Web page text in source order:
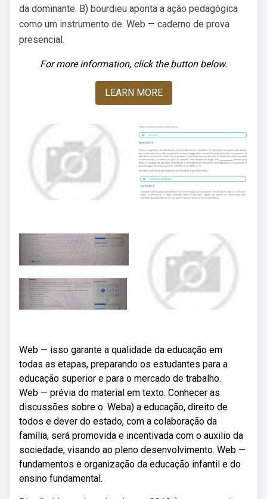
da dominante. B) bourdieu aponta a ação pedagógica
como um instrumento de. Web — caderno de prova
presencial.
For more information, click the button below.
LEARN MORE
Web — isso garante a qualidade da educação em
todas as etapas, preparando os estudantes para a
educação superior e para o mercado de trabalho.
Web — prévia do material em texto. Conhecer as
discussões sobre o. Weba) a educação, direito de
todos e dever do estado, com a colaboração da
família, será promovida e incentivada com o auxilio da
sociedade, visando ao pleno desenvolvimento. Web —
fundamentos e organização da educação infantil e do
ensino fundamental.